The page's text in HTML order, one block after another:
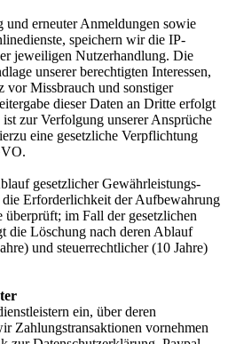
und erneuter Anmeldungen sowie
speichern wir die IP-
jeweiligen Nutzerhandlung. Die
unserer berechtigten Interessen,
vor Missbrauch und sonstiger
dieser Daten an Dritte erfolgt
zur Verfolgung unserer Ansprüche
eine gesetzliche Verpflichtung
gesetzlicher Gewährleistungs-
Erforderlichkeit der Aufbewahrung
im Fall der gesetzlichen
die Löschung nach deren Ablauf
und steuerrechtlicher (10 Jahre)
ein, über deren
Zahlungstransaktionen vornehmen